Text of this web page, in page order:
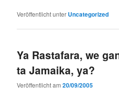
Veröffentlicht unter Uncategorized
Ya Rastafara, we
ta Jamaika, ya?
Veröffentlicht am20/09/2005